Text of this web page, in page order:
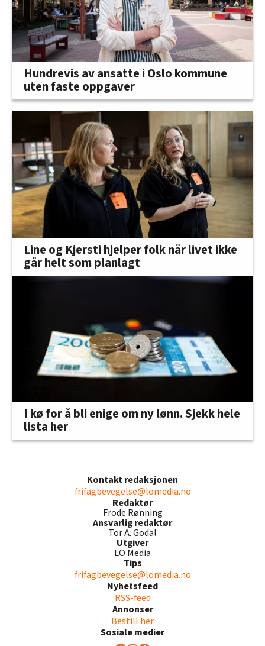
Hundrevis av ansatte i Oslo kommune
uten faste oppgaver
Line og Kjersti hjelper folk når livet ikke
går helt som planlagt
I kø for å bli enige om ny lønn. Sjekk hele
lista her
Kontakt redaksjonen
frifagbevegelse@lomedia.no
Redaktør
Frode Rønning
Ansvarlig redaktør
Tor A. Godal
Utgiver
LO Media
Tips
frifagbevegelse@lomedia.no
Nyhetsfeed
RSS-feed
Annonser
Bestill her
Sosiale medier